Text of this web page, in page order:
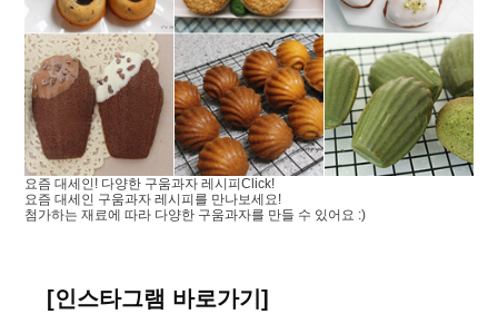
요즘 대세인! 다양한 구움과자 레시피Click!
요즘 대세인 구움과자 레시피를 만나보세요!
첨가하는 재료에 따라 다양한 구움과자를 만들 수 있어요 :)
[인스타그램 바로가기]